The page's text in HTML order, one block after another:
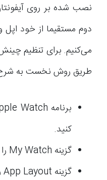
نصب شده بر روی
می‌کنیم. برای تنظیم
طریق روش نخست به شرح
کنید.
گزینه My Watch را لمس کنید.
گزینه App Layout را انتخاب کنید.